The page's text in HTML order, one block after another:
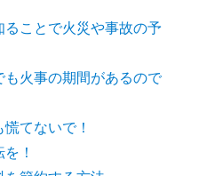
ことで火災や事故の予
火事の期間があるので
てないで！
！